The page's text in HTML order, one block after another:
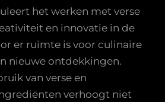
het werken met verse
en innovatie in de
er ruimte is voor culinaire
nieuwe ontdekkingen.
van verse en
verhoogt niet